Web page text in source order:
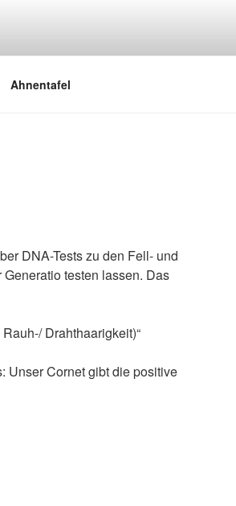
Ahnentafel
DNA-Tests zu den Fell- und
testen lassen. Das
Drahthaarigkeit)“
Unser Cornet gibt die positive